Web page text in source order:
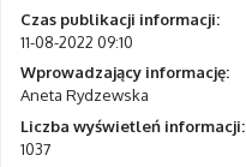
Czas publikacji informacji:
11-08-2022 09:10
Wprowadzający informację:
Aneta Rydzewska
Liczba wyświetleń informacji:
1037